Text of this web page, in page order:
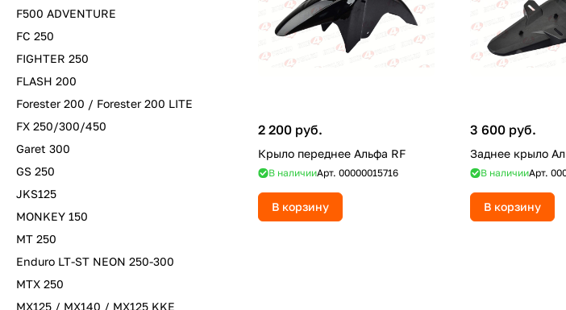
2 200 руб.
Крыло переднее Альфа RF
В наличииАрт. 00000015716
В корзину
3 600 руб.
Заднее крыло
В наличииАрт.
В корзину
F500 ADVENTURE
FC 250
FIGHTER 250
FLASH 200
Forester 200 / Forester 200 LITE
FX 250/300/450
Garet 300
GS 250
JKS125
MONKEY 150
MT 250
Enduro LT-ST NEON 250-300
MTX 250
MX125 / MX140 / MX125 KKE